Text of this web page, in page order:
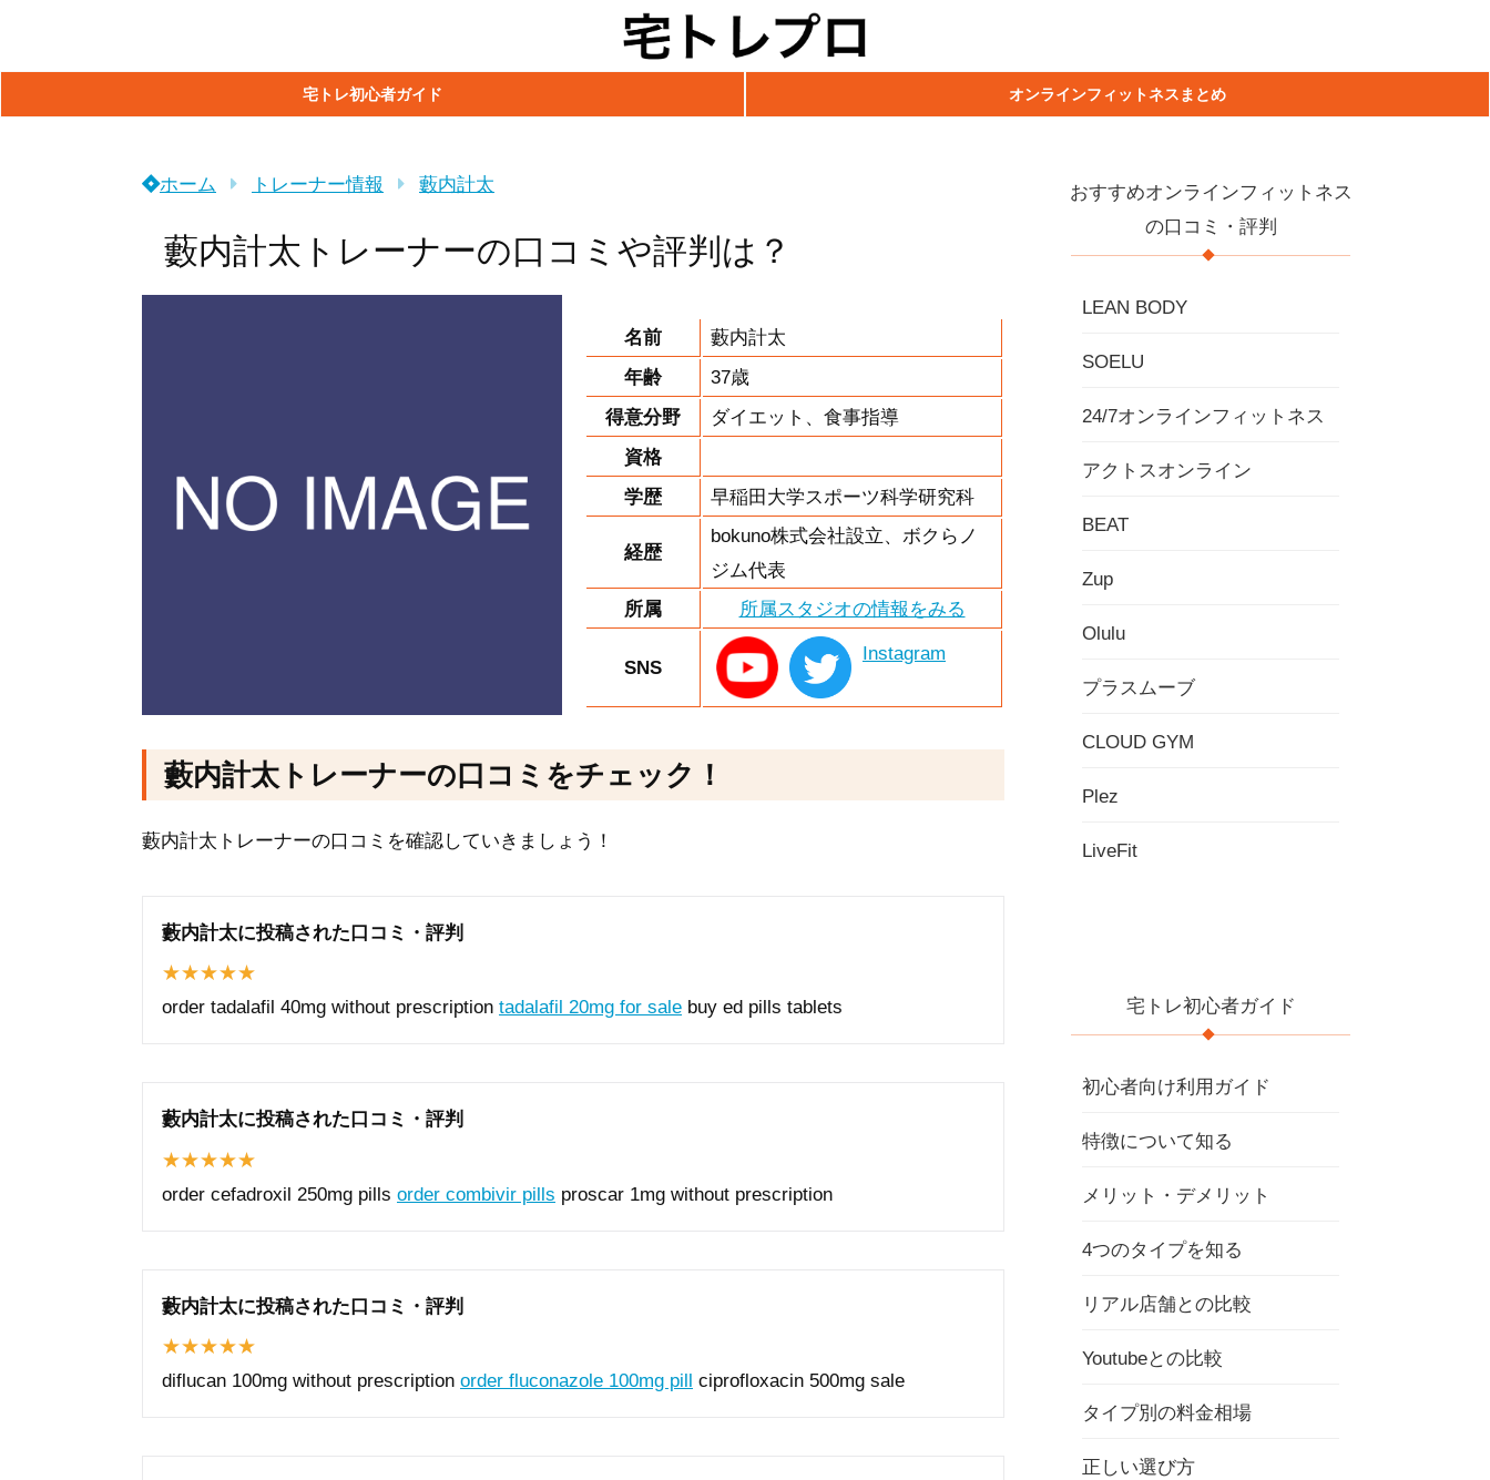
宅トレ初心者ガイド オンラインフィットネスまとめ
ホーム トレーナー情報 藪内計太
藪内計太トレーナーの口コミや評判は？
名前
藪内計太
年齢
37歳
得意分野
ダイエット、食事指導
資格
学歴
早稲田大学スポーツ科学研究科
経歴
bokuno株式会社設立、ボクらノ
ジム代表
所属
所属スタジオの情報をみる
SNS
Instagram
藪内計太トレーナーの口コミをチェック！
藪内計太トレーナーの口コミを確認していきましょう！
藪内計太に投稿された口コミ・評判
order tadalafil 40mg without prescription tadalafil 20mg for sale buy ed pills tablets
藪内計太に投稿された口コミ・評判
order cefadroxil 250mg pills order combivir pills proscar 1mg without prescription
藪内計太に投稿された口コミ・評判
diflucan 100mg without prescription order fluconazole 100mg pill ciprofloxacin 500mg sale
おすすめオンラインフィットネス
の口コミ・評判
LEAN BODY
SOELU
24/7オンラインフィットネス
アクトスオンライン
BEAT
Zup
Olulu
プラスムーブ
CLOUD GYM
Plez
LiveFit
宅トレ初心者ガイド
初心者向け利用ガイド
特徴について知る
メリット・デメリット
4つのタイプを知る
リアル店舗との比較
Youtubeとの比較
タイプ別の料金相場
正しい選び方